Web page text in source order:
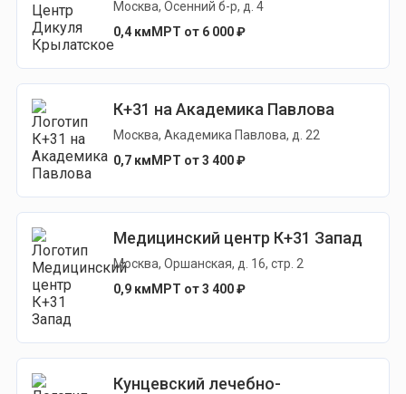
Москва, Осенний б-р, д. 4
0,4 км МРТ от 6 000 ₽
К+31 на Академика Павлова
Москва, Академика Павлова, д. 22
0,7 км МРТ от 3 400 ₽
Медицинский центр К+31 Запад
Москва, Оршанская, д. 16, стр. 2
0,9 км МРТ от 3 400 ₽
Кунцевский лечебно-